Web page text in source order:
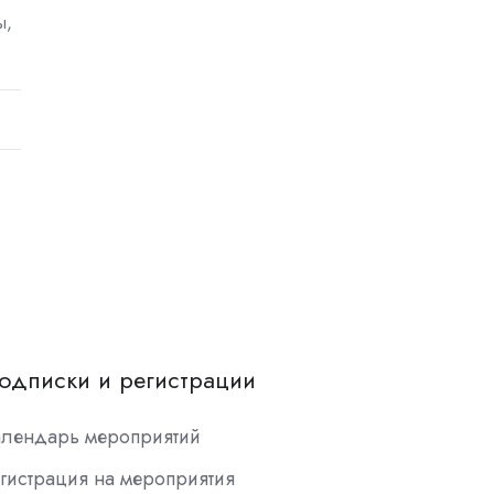
и регистрации
мероприятий
на мероприятия